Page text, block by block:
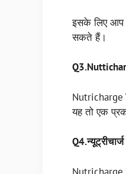
इसके लिए आप
सकते हैं।
Nutricharge
यह तो एक